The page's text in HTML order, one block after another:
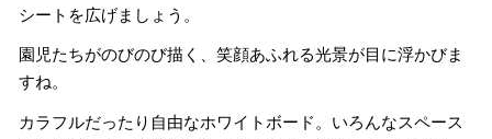
シートを広げましょう。
園児たちがのびのび描く、笑顔あふれる光景が目に浮かびま
すね。
カラフルだったり自由なホワイトボード。いろんなスペース